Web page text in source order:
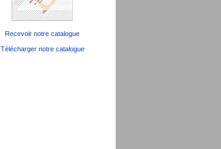
Recevoir notre catalogue
Télécharger notre catalogue